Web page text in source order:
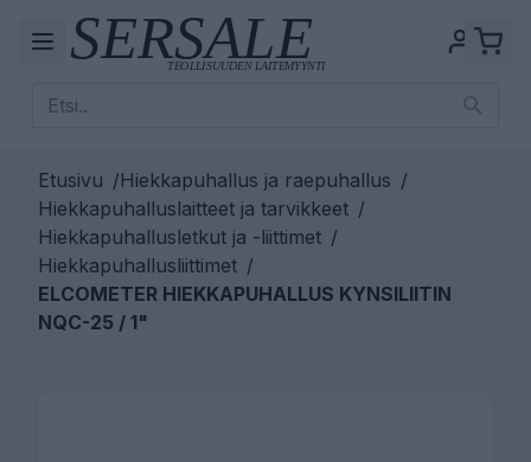
Etusivu /Hiekkapuhallus ja raepuhallus /
Hiekkapuhalluslaitteet ja tarvikkeet /
Hiekkapuhallusletkut ja -liittimet /
Hiekkapuhallusliittimet /
ELCOMETER HIEKKAPUHALLUS KYNSILIITIN
NQC-25 / 1"